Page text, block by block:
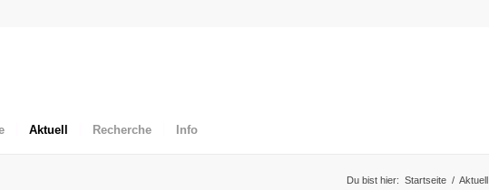
Aktuell Recherche Info
Du bist hier: Startseite / Aktuell